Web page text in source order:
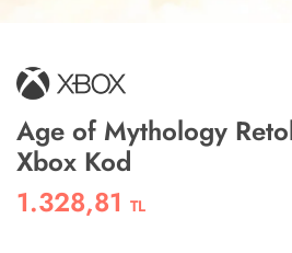
Age of Mythology
Xbox Kod
1.328,81 TL